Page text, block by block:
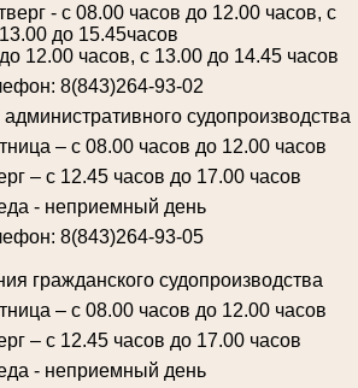
- с 08.00 часов до 12.00 часов, с
13.00 до 15.45часов
12.00 часов, с 13.00 до 14.45 часов
8(843)264-93-02
судопроизводства
– с 08.00 часов до 12.00 часов
– с 12.45 часов до 17.00 часов
- неприемный день
8(843)264-93-05
гражданского судопроизводства
– с 08.00 часов до 12.00 часов
– с 12.45 часов до 17.00 часов
- неприемный день